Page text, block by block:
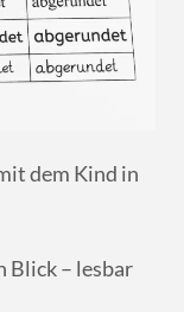
dem Kind in
Blick – lesbar